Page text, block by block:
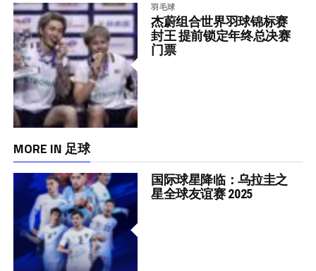
羽毛球
杰蔚组合世界羽球锦标赛
封王 提前锁定年终总决赛
门票
MORE IN 足球
国际球星降临：乌拉圭之
星全球友谊赛 2025